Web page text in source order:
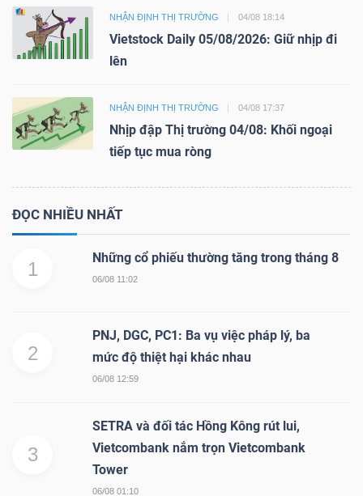
NHẬN ĐỊNH THỊ TRƯỜNG 04/08 18:14
Vietstock Daily 05/08/2026: Giữ nhịp đi
lên
NHẬN ĐỊNH THỊ TRƯỜNG 04/08 17:37
Nhịp đập Thị trường 04/08: Khối ngoại
tiếp tục mua ròng
ĐỌC NHIỀU NHẤT
1
Những cổ phiếu thường tăng trong tháng 8
06/08 11:02
2
PNJ, DGC, PC1: Ba vụ việc pháp lý, ba
mức độ thiệt hại khác nhau
06/08 12:59
3
SETRA và đối tác Hồng Kông rút lui,
Vietcombank nắm trọn Vietcombank
Tower
06/08 01:10
Truyền
thông
chính
Dữ
liệu
chính